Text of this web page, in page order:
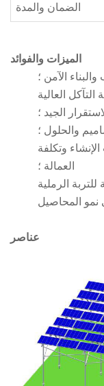
الضمان والمدة
الميزات والفوائد
الآمن ؛
العالية
الجيد ؛
والحلول ؛
وتكلفة
العمالة ؛
عناصر